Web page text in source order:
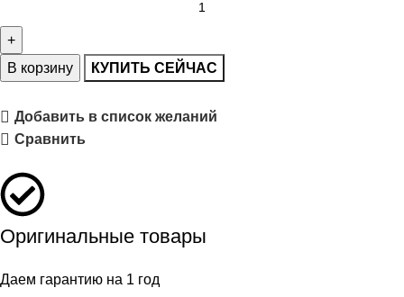
В корзину КУПИТЬ СЕЙЧАС
Добавить в список желаний
Сравнить
Оригинальные товары
Даем гарантию на 1 год